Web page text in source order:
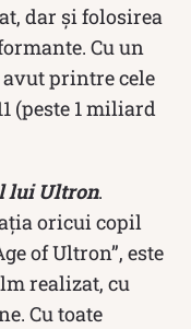
dar și folosirea
Cu un
printre cele
(peste 1 miliard
lui Ultron.
oricui copil
of Ultron”, este
realizat, cu
Cu toate